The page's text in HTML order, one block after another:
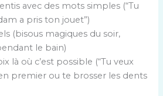
avec des mots simples (“Tu
a pris ton jouet”)
(bisous magiques du soir,
le bain)
là où c’est possible (“Tu veux
premier ou te brosser les dents